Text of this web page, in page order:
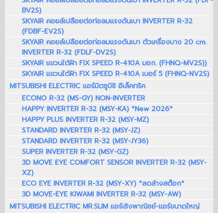
BV2S)
SKYAIR คอยล์เปลือยต่อท่อลมแรงดันเบา INVERTER R-32
(FDBF-EV2S)
SKYAIR คอยล์เปลือยต่อท่อลมแรงดันเบา ตัวเครื่องบาง 20 cm.
INVERTER R-32 (FDLF-DV2S)
SKYAIR แขวนใต้ฝ้า FIX SPEED R-410A มอก. (FHNQ-MV2S))
SKYAIR แขวนใต้ฝ้า FIX SPEED R-410A เบอร์ 5 (FHNQ-NV2S)
MITSUBISHI ELECTRIC แอร์มิตซูบิชิ อีเล็คทริค
ECONO R-32 (MS-GY) NON-INVERTER
HAPPY INVERTER R-32 (MSY-KA) *New 2026*
HAPPY PLUS INVERTER R-32 (MSY-MZ)
STANDARD INVERTER R-32 (MSY-JZ)
STANDARD INVERTER R-32 (MSY-JY36)
SUPER INVERTER R-32 (MSY-GZ)
3D MOVE EYE COMFORT SENSOR INVERTER R-32 (MSY-
XZ)
ECO EYE INVERTER R-32 (MSY-XY) *ลดล้างสต็อก*
3D MOVE-EYE KIWAMI INVERTER R-32 (MSY-AW)
MITSUBISHI ELECTRIC MR.SLIM แอร์เชิงพาณิชย์-แอร์ขนาดใหญ่